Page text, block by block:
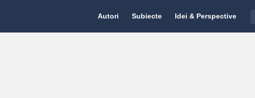
Citate.ro
Autori Subiecte Idei & Perspective